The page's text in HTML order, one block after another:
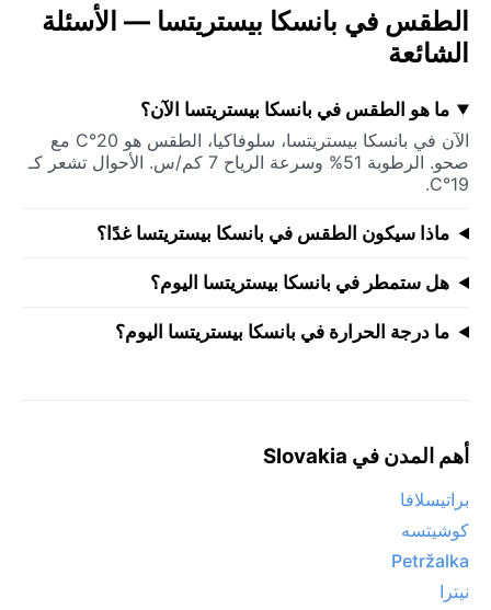
الطقس في بانسكا بيستريتسا — الأسئلة
الشائعة
ما هو الطقس في بانسكا بيستريتسا الآن؟
الآن في بانسكا بيستريتسا، سلوفاكيا، الطقس هو 20°C مع
صحو. الرطوبة 51% وسرعة الرياح 7 كم/س. الأحوال تشعر كـ
19°C.
ماذا سيكون الطقس في بانسكا بيستريتسا غدًا؟
هل ستمطر في بانسكا بيستريتسا اليوم؟
ما درجة الحرارة في بانسكا بيستريتسا اليوم؟
أهم المدن في Slovakia
براتيسلافا
كوشيتسه
Petržalka
نيترا